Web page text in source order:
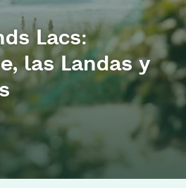
Lacs:
las Landas y